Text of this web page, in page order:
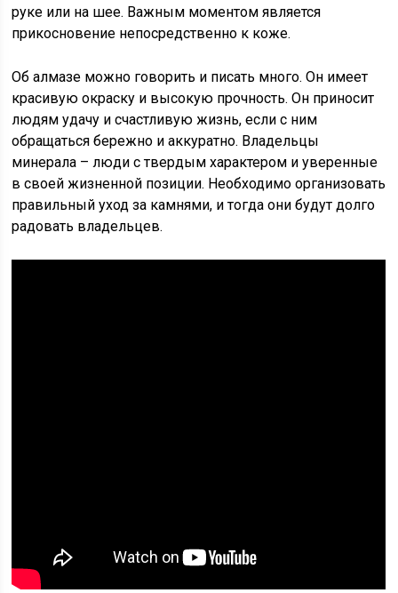
руке или на шее. Важным моментом является
прикосновение непосредственно к коже.
Об алмазе можно говорить и писать много. Он имеет
красивую окраску и высокую прочность. Он приносит
людям удачу и счастливую жизнь, если с ним
обращаться бережно и аккуратно. Владельцы
минерала – люди с твердым характером и уверенные
в своей жизненной позиции. Необходимо организовать
правильный уход за камнями, и тогда они будут долго
радовать владельцев.